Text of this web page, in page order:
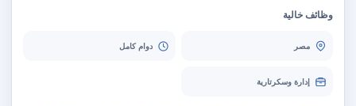
وظائف خالية
مصر دوام كامل
إدارة وسكرتارية